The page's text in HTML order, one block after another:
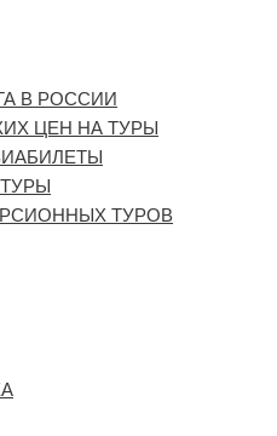
В РОССИИ
ЦЕН НА ТУРЫ
ТУРОВ